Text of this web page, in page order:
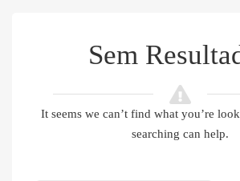
Sem
It seems we can’t find what you’re
searching can help.